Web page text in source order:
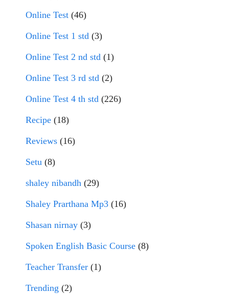
Online Test (46)
Online Test 1 std (3)
Online Test 2 nd std (1)
Online Test 3 rd std (2)
Online Test 4 th std (226)
Recipe (18)
Reviews (16)
Setu (8)
shaley nibandh (29)
Shaley Prarthana Mp3 (16)
Shasan nirnay (3)
Spoken English Basic Course (8)
Teacher Transfer (1)
Trending (2)